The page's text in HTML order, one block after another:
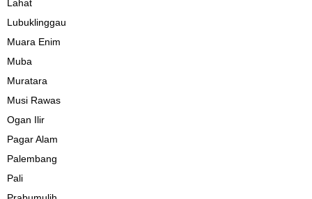
Lahat
Lubuklinggau
Muara Enim
Muba
Muratara
Musi Rawas
Ogan Ilir
Pagar Alam
Palembang
Pali